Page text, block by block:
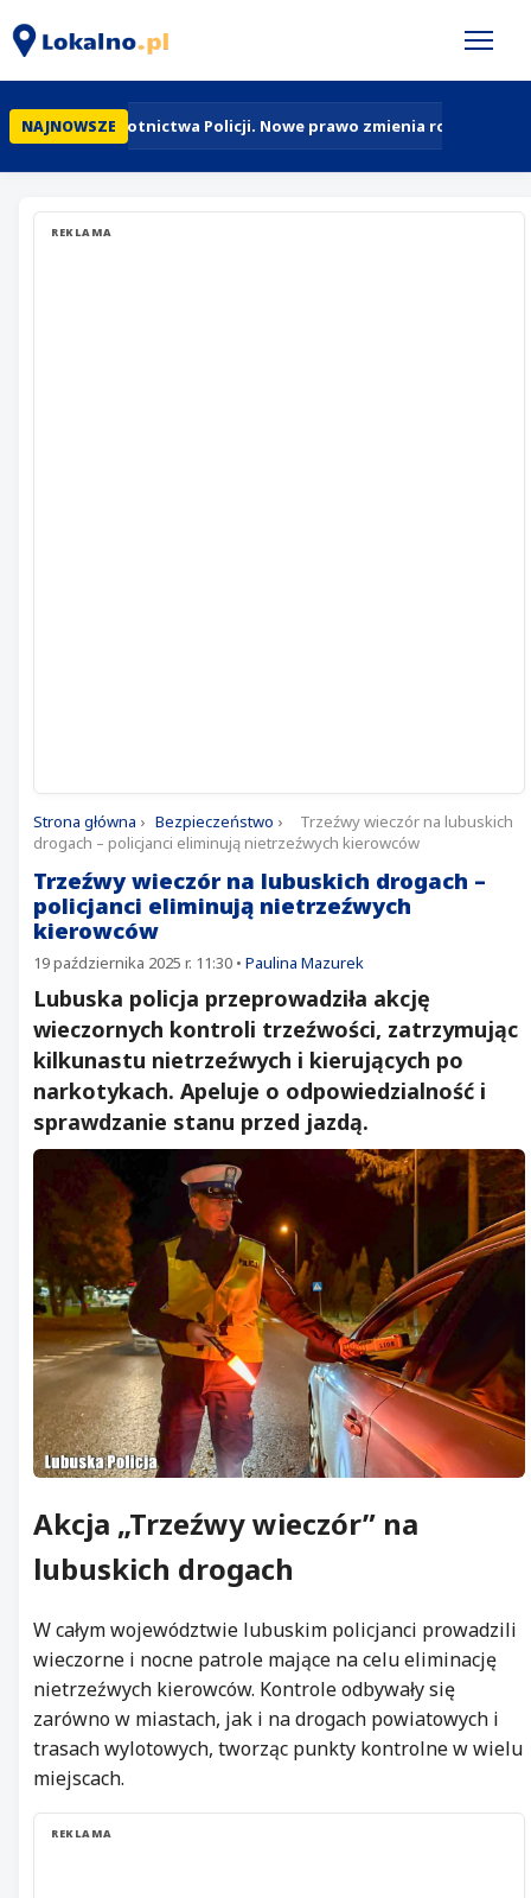
NAJNOWSZE95 lat Lotnictwa Policji. Nowe prawo zmienia rolę
REKLAMA
Strona główna › Bezpieczeństwo ›
Trzeźwy wieczór na lubuskich
drogach – policjanci eliminują nietrzeźwych kierowców
Trzeźwy wieczór na lubuskich drogach –
policjanci eliminują nietrzeźwych
kierowców
19 października 2025 r. 11:30 • Paulina Mazurek
Lubuska policja przeprowadziła akcję
wieczornych kontroli trzeźwości, zatrzymując
kilkunastu nietrzeźwych i kierujących po
narkotykach. Apeluje o odpowiedzialność i
sprawdzanie stanu przed jazdą.
Akcja „Trzeźwy wieczór” na
lubuskich drogach
W całym województwie lubuskim policjanci prowadzili
wieczorne i nocne patrole mające na celu eliminację
nietrzeźwych kierowców. Kontrole odbywały się
zarówno w miastach, jak i na drogach powiatowych i
trasach wylotowych, tworząc punkty kontrolne w wielu
miejscach.
REKLAMA